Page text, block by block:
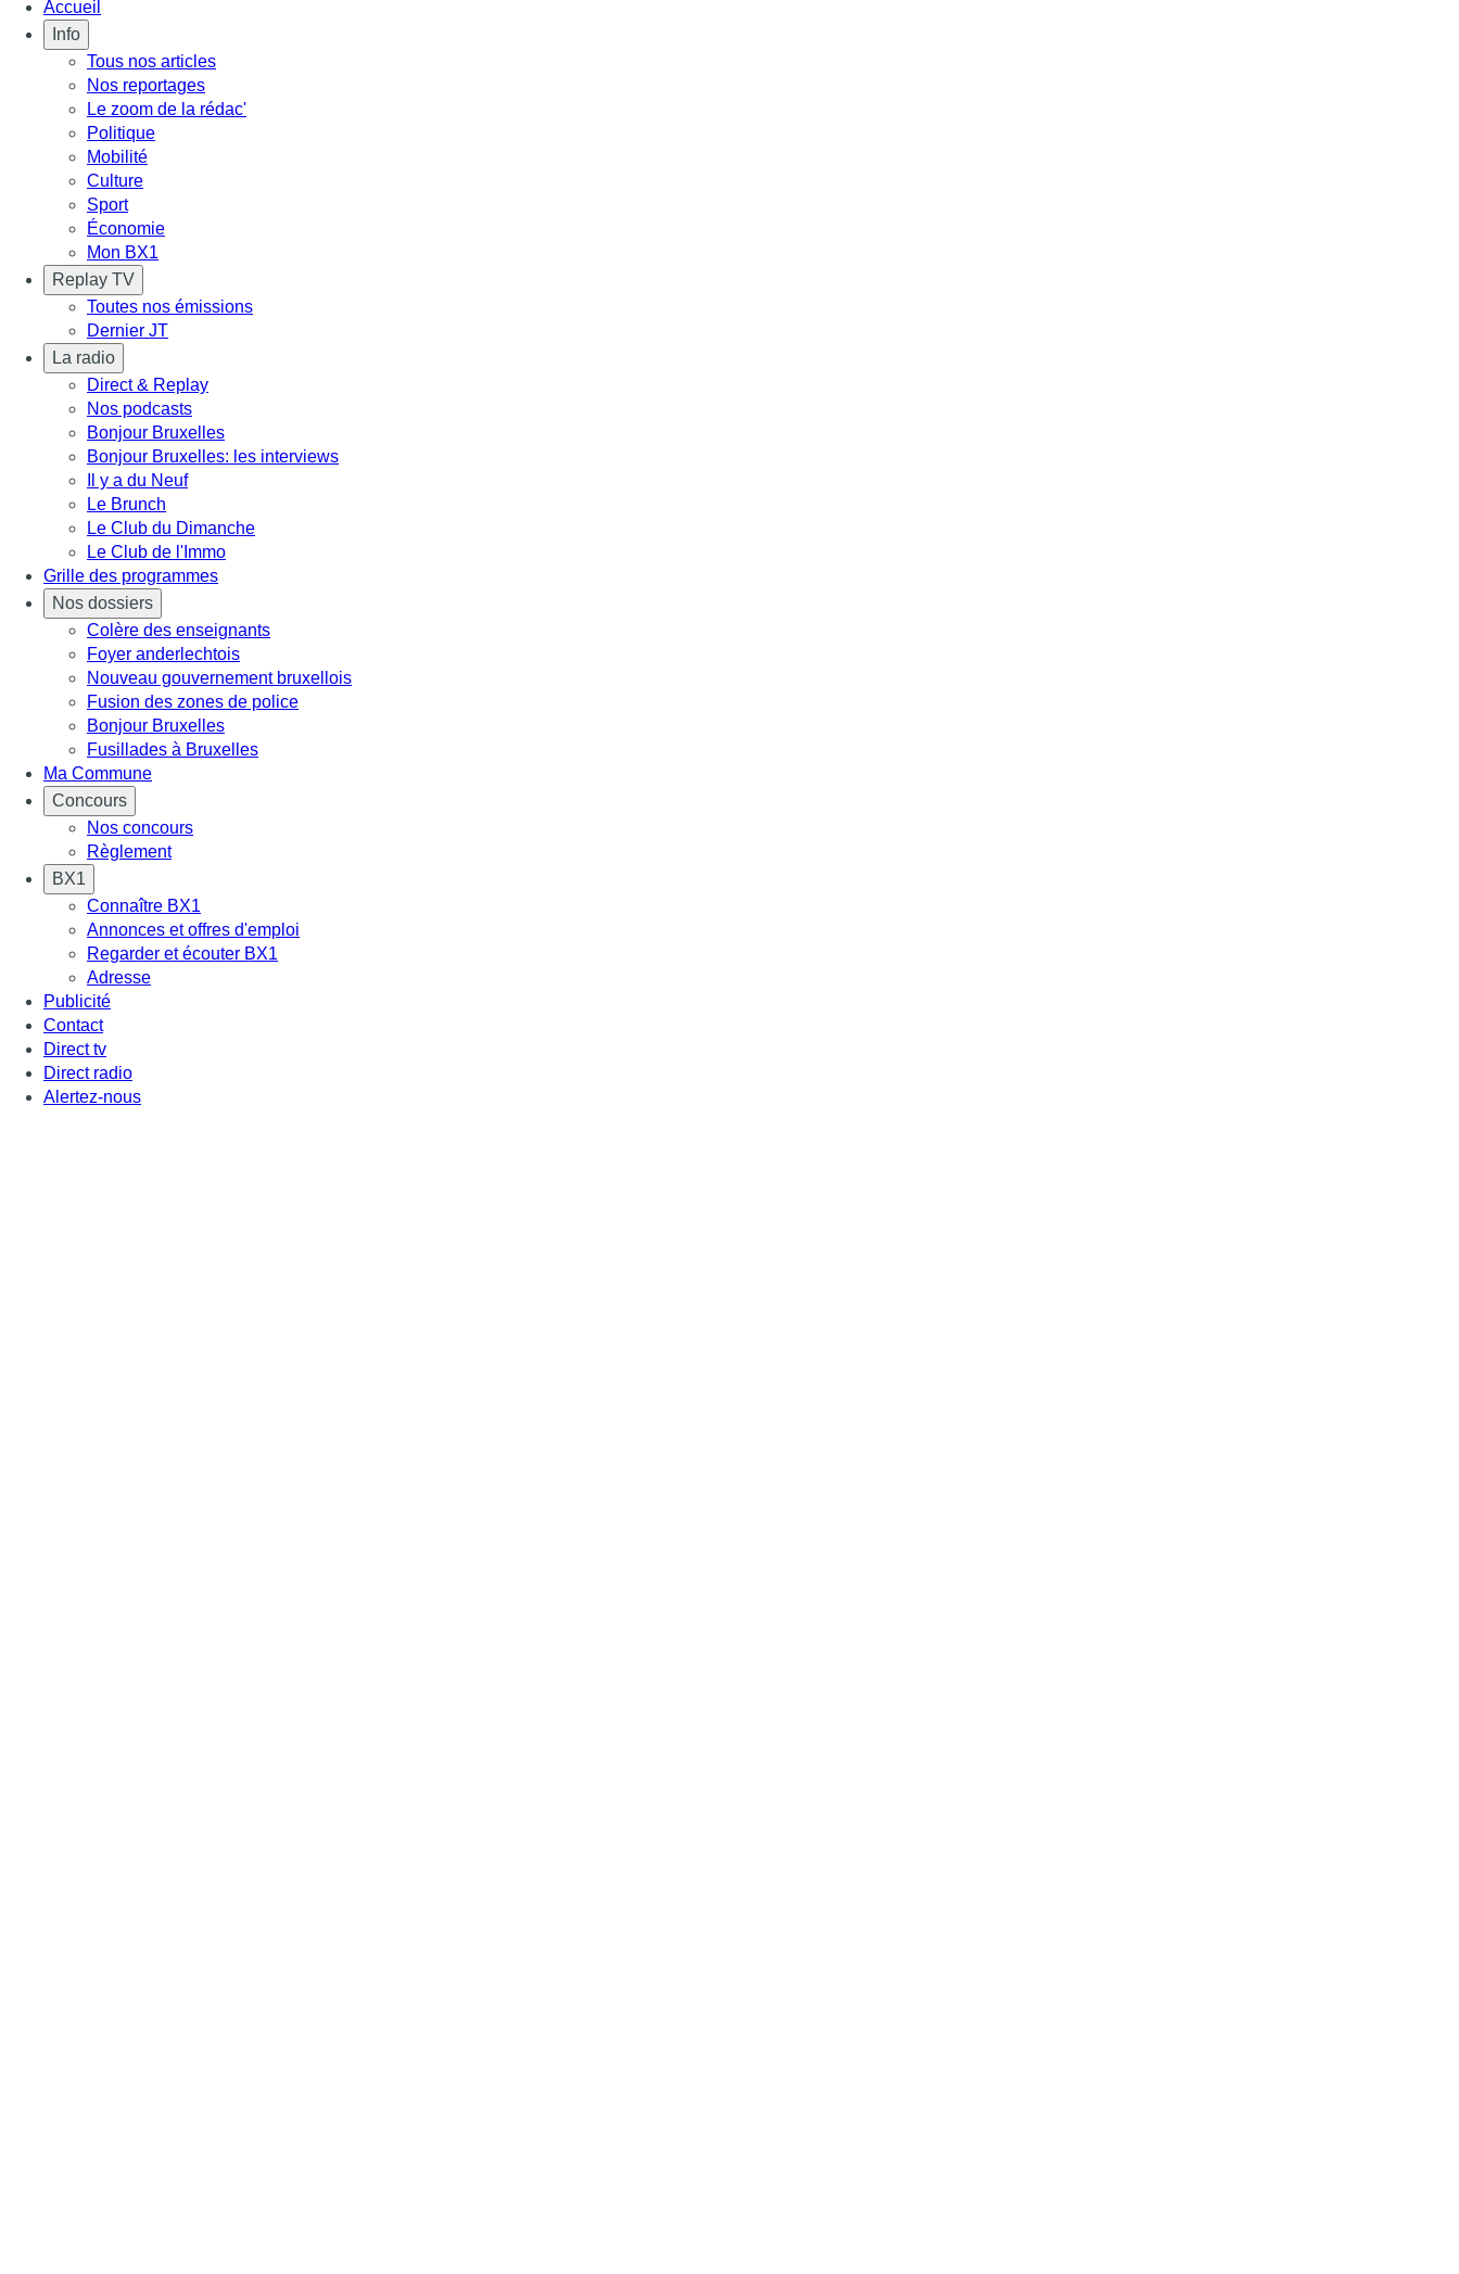
Accueil
Info
Tous nos articles
Nos reportages
Le zoom de la rédac'
Politique
Mobilité
Culture
Sport
Économie
Mon BX1
Replay TV
Toutes nos émissions
Dernier JT
La radio
Direct & Replay
Nos podcasts
Bonjour Bruxelles
Bonjour Bruxelles: les interviews
Il y a du Neuf
Le Brunch
Le Club du Dimanche
Le Club de l'Immo
Grille des programmes
Nos dossiers
Colère des enseignants
Foyer anderlechtois
Nouveau gouvernement bruxellois
Fusion des zones de police
Bonjour Bruxelles
Fusillades à Bruxelles
Ma Commune
Concours
Nos concours
Règlement
BX1
Connaître BX1
Annonces et offres d'emploi
Regarder et écouter BX1
Adresse
Publicité
Contact
Direct tv
Direct radio
Alertez-nous